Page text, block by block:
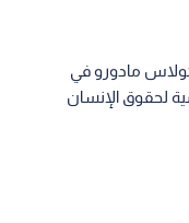
مادورو في
لحقوق الإنسان